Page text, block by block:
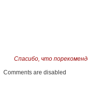
Спасибо, что
Comments are disabled